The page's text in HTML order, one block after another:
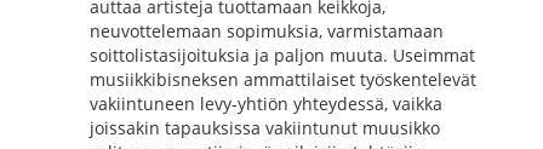
auttaa artisteja tuottamaan keikkoja,
neuvottelemaan sopimuksia, varmistamaan
soittolistasijoituksia ja paljon muuta. Useimmat
musiikkibisneksen ammattilaiset työskentelevät
vakiintuneen levy-yhtiön yhteydessä, vaikka
joissakin tapauksissa vakiintunut muusikko